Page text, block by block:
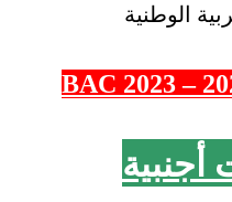
الوطنية
أجنبية